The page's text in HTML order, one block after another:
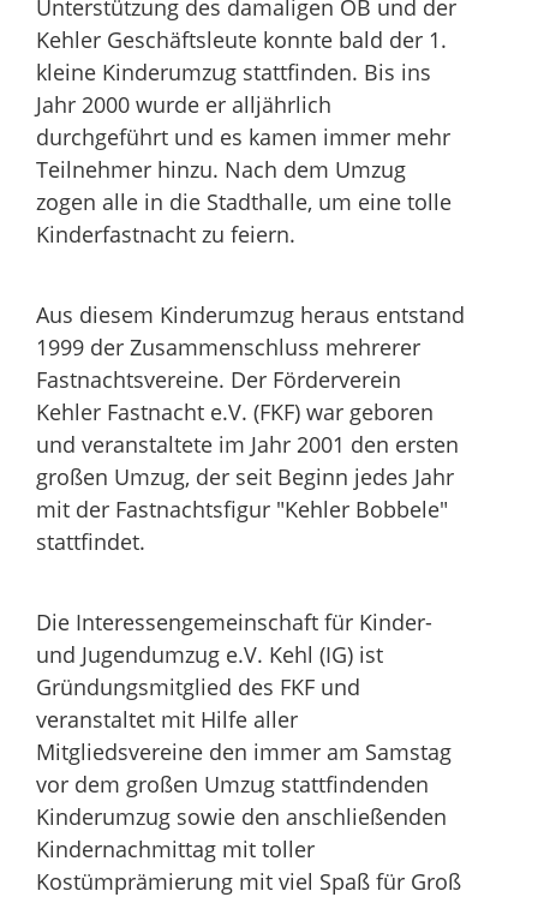
Unterstützung des damaligen OB und der
Kehler Geschäftsleute konnte bald der 1.
kleine Kinderumzug stattfinden. Bis ins
Jahr 2000 wurde er alljährlich
durchgeführt und es kamen immer mehr
Teilnehmer hinzu. Nach dem Umzug
zogen alle in die Stadthalle, um eine tolle
Kinderfastnacht zu feiern.
Aus diesem Kinderumzug heraus entstand
1999 der Zusammenschluss mehrerer
Fastnachtsvereine. Der Förderverein
Kehler Fastnacht e.V. (FKF) war geboren
und veranstaltete im Jahr 2001 den ersten
großen Umzug, der seit Beginn jedes Jahr
mit der Fastnachtsfigur "Kehler Bobbele"
stattfindet.
Die Interessengemeinschaft für Kinder-
und Jugendumzug e.V. Kehl (IG) ist
Gründungsmitglied des FKF und
veranstaltet mit Hilfe aller
Mitgliedsvereine den immer am Samstag
vor dem großen Umzug stattfindenden
Kinderumzug sowie den anschließenden
Kindernachmittag mit toller
Kostümprämierung mit viel Spaß für Groß